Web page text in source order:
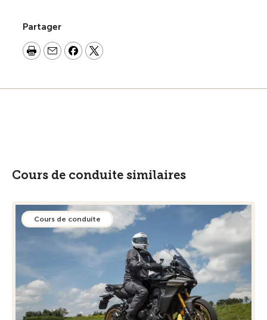
Partager
Cours de conduite similaires
Cours de conduite